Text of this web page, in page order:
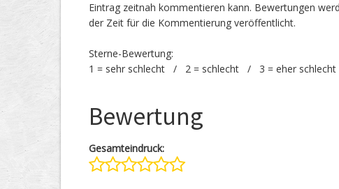
Eintrag zeitnah kommentieren kann. Bewertungen
der Zeit für die Kommentierung veröffentlicht.
Sterne-Bewertung:
1 = sehr schlecht / 2 = schlecht / 3 = eher
Bewertung
Gesamteindruck: